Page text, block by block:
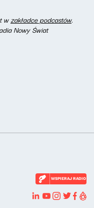
wzakładce podcastów.
Nowy Świat
WSPIERAJ RADIO